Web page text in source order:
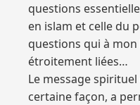
questions
en islam et celle du
questions qui à
étroitement liées…
Le message spirituel
certaine façon, a